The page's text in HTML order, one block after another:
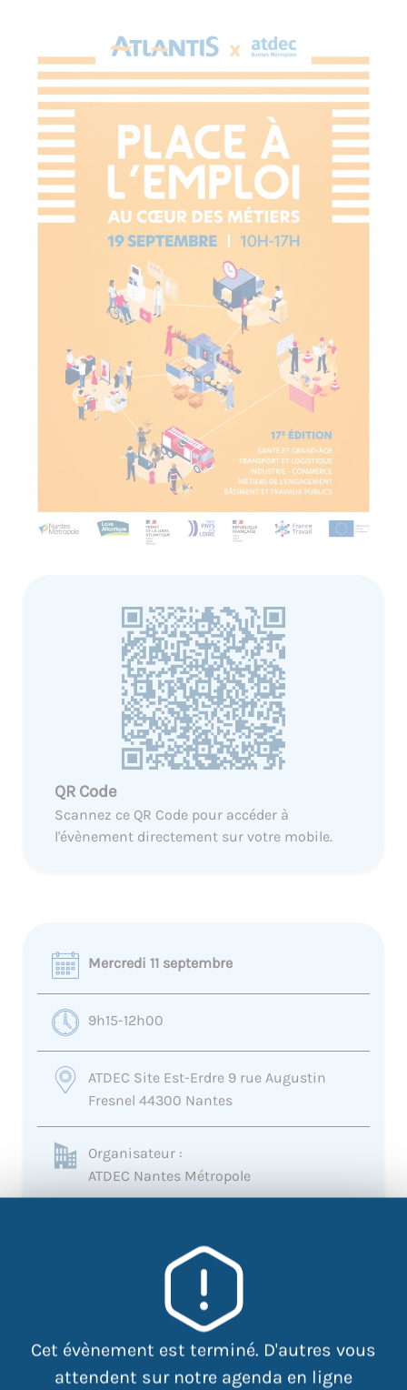
Cet évènement est terminé. D'autres vous
attendent sur notre agenda en ligne
QR Code
Scannez ce QR Code pour accéder à
l'évènement directement sur votre mobile.
Mercredi 11 septembre
9h15-12h00
ATDEC Site Est-Erdre 9 rue Augustin
Fresnel 44300 Nantes
Organisateur :
ATDEC Nantes Métropole
frives@atdec.org
×
−